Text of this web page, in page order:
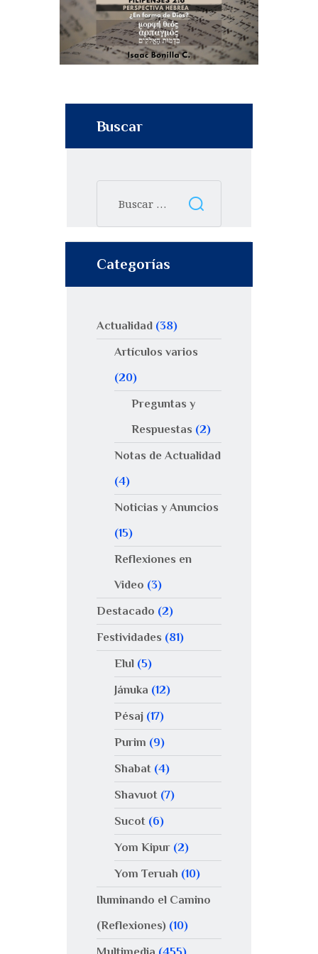
Buscar
Categorías
Actualidad (38)
Artículos varios
(20)
Preguntas y
Respuestas (2)
Notas de Actualidad
(4)
Noticias y Anuncios
(15)
Reflexiones en
Video (3)
Destacado (2)
Festividades (81)
Elul(5)
Jánuka (12)
Pésaj(17)
Purim (9)
Shabat(4)
Shavuot(7)
Sucot(6)
Yom Kipur(2)
Yom Teruah (10)
Iluminando el Camino
(Reflexiones) (10)